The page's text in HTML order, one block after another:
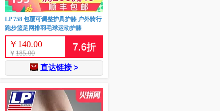
LP 758 包覆可调整护具护膝 户外骑行
跑步篮足网排羽毛球运动护膝
￥ 140.00
￥ 185.00
7.6折
直达链接 >